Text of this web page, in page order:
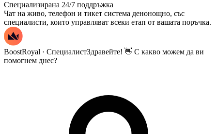
Специализирана 24/7 поддръжка
Чат на живо, телефон и тикет система денонощно, със
специалисти, които управляват всеки етап от вашата поръчка.
BoostRoyal · СпециалистЗдравейте! 👋 С какво можем да ви
помогнем днес?